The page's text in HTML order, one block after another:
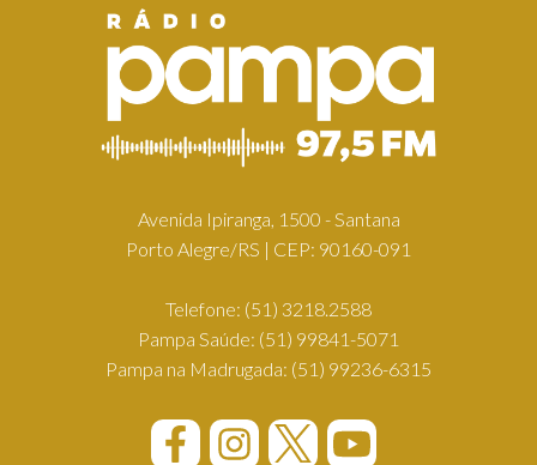
Avenida Ipiranga, 1500 - Santana
Porto Alegre/RS | CEP: 90160-091
Telefone: (51) 3218.2588
Pampa Saúde: (51) 99841-5071
Pampa na Madrugada: (51) 99236-6315